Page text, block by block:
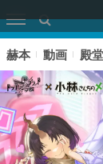
赫本 動画 殿